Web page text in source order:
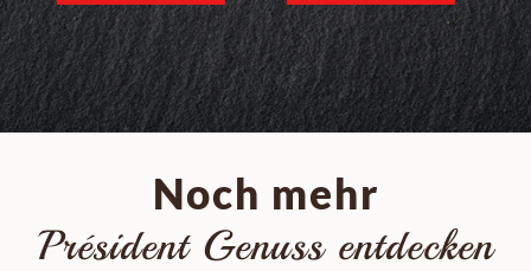
Noch mehr
Président Genuss entdecken